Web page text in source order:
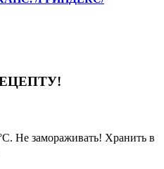
Не замораживать! Хранить в